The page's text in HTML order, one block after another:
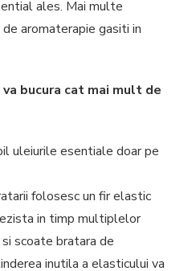
ales. Mai multe
aromaterapie gasiti in
bucura cat mai mult de
uleiurile esentiale doar pe
folosesc un fir elastic
in timp multiplelor
scoate bratara de
inutila a elasticului va